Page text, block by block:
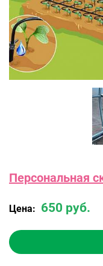
Персональная
Цена: 650 руб.